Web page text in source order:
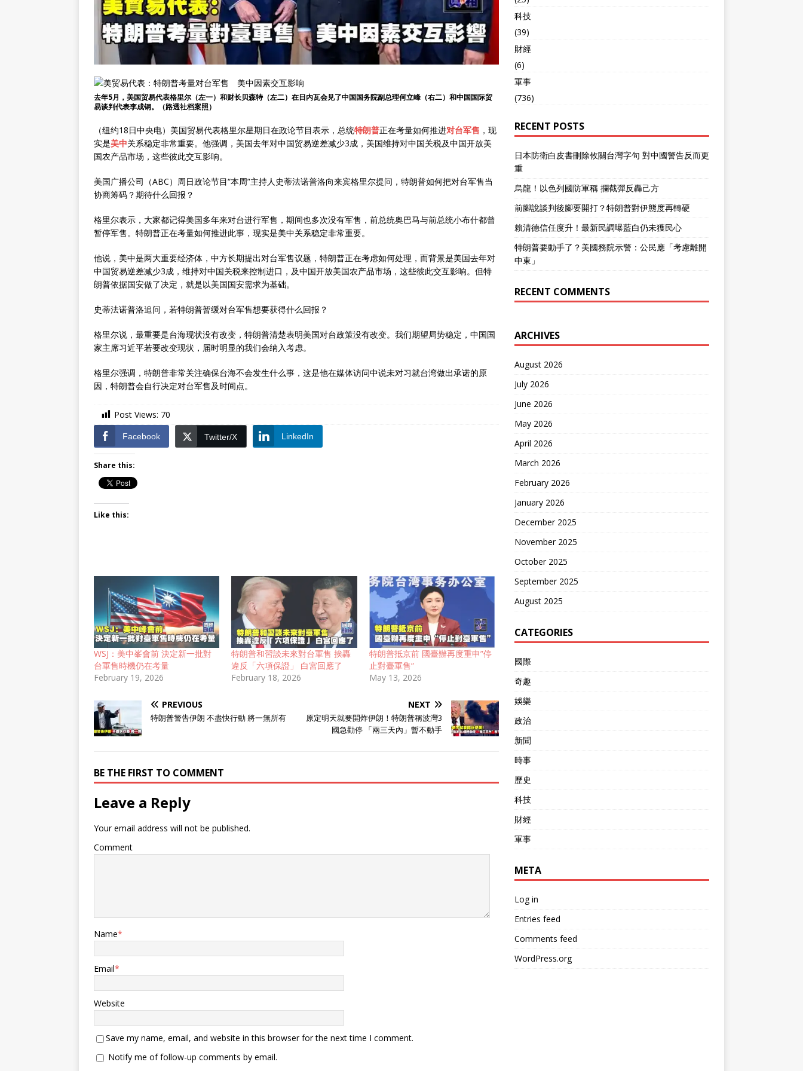
去年5月，美国贸易代表格里尔（左一）和财长贝森特（左二）在日内瓦会见了中国国务院副总理何立峰（右二）和中国国际贸
易谈判代表李成钢。（路透社档案照）
（纽约18日中央电）美国贸易代表格里尔星期日在政论节目表示，总统特朗普正在考量如何推进对台军售 ，现
实是美中关系稳定非常重要。他强调，美国去年对中国贸易逆差减少3成，美国维持对中国关税及中国开放美
国农产品市场，这些彼此交互影响。
美国广播公司（ABC）周日政论节目“本周”主持人史蒂法诺普洛向来宾格里尔提问，特朗普如何把对台军售当
协商筹码？期待什么回报？
格里尔表示，大家都记得美国多年来对台进行军售，期间也多次没有军售，前总统奥巴马与前总统小布什都曾
暂停军售。特朗普正在考量如何推进此事，现实是美中关系稳定非常重要。
他说，美中是两大重要经济体，中方长期提出对台军售议题，特朗普正在考虑如何处理，而背景是美国去年对
中国贸易逆差减少3成，维持对中国关税来控制进口，及中国开放美国农产品市场，这些彼此交互影响。但特
朗普依据国安做了决定，就是以美国国安需求为基础。
史蒂法诺普洛追问，若特朗普暂缓对台军售想要获得什么回报？
格里尔说，最重要是台海现状没有改变，特朗普清楚表明美国对台政策没有改变。我们期望局势稳定，中国国
家主席习近平若要改变现状，届时明显的我们会纳入考虑。
格里尔强调，特朗普非常关注确保台海不会发生什么事，这是他在媒体访问中说未对习就台湾做出承诺的原
因，特朗普会自行决定对台军售及时间点。
Post Views: 70
Facebook Twitter/X LinkedIn
Share this:
Like this:
WSJ：美中峯會前 決定新一批對
台軍售時機仍在考量
February 19, 2026
特朗普和習談未來對台軍售 挨轟
違反「六項保證」 白宮回應了
February 18, 2026
特朗普抵京前 國臺辦再度重申”停
止對臺軍售“
May 13, 2026
PREVIOUS
特朗普警告伊朗 不盡快行動 將一無所有
NEXT
原定明天就要開炸伊朗！特朗普稱波灣3
國急勸停 「兩三天內」暫不動手
BE THE FIRST TO COMMENT
Leave a Reply
Your email address will not be published.
Comment
Name*
Email*
Website
Save my name, email, and website in this browser for the next time I comment.
Notify me of follow-up comments by email.
科技
(39)
財經
(6)
軍事
(736)
RECENT POSTS
日本防衛白皮書刪除攸關台灣字句 對中國警告反而更
重
烏龍！以色列國防軍稱 攔截彈反轟己方
前腳說談判後腳要開打？特朗普對伊態度再轉硬
賴清德信任度升！最新民調曝藍白仍未獲民心
特朗普要動手了？美國務院示警：公民應「考慮離開
中東」
RECENT COMMENTS
ARCHIVES
August 2026
July 2026
June 2026
May 2026
April 2026
March 2026
February 2026
January 2026
December 2025
November 2025
October 2025
September 2025
August 2025
CATEGORIES
國際
奇趣
娛樂
政治
新聞
時事
歷史
科技
財經
軍事
META
Log in
Entries feed
Comments feed
WordPress.org